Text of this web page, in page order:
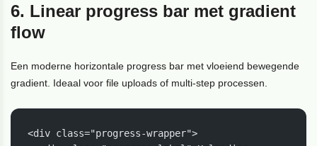
6. Linear progress bar met gradient
flow
Een moderne horizontale progress bar met vloeiend bewegende
gradient. Ideaal voor file uploads of multi-step processen.
<div class="progress-wrapper">